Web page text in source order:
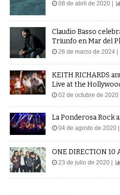
08 de abril de 2020 |
Claudio Basso
Triunfo en Mar del
26 de marzo de 2024 |
KEITH RICHARDS
Live at the
02 de octubre de 2020
La Ponderosa Rock
04 de agosto de 2020 |
ONE DIRECTION 10
23 de julio de 2020 |